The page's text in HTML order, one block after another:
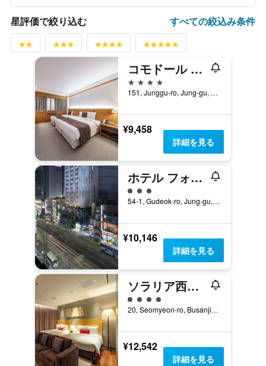
星評価で絞り込む すべての絞込み条件
コモドール ホテル プサン
4つ星
151, Junggu-ro, Jung-gu, 釜山, 韓国
¥9,458
詳細を見る
ホテル フォレ プレミア 南浦
3​クラス評価
54-1, Gudeok-ro, Jung-gu, 釜山, 韓国
¥10,146
詳細を見る
ソラリア西鉄ホテル釜山
4​クラス評価
20, Seomyeon-ro, Busanjin-gu, 釜山, 韓国
¥12,542
詳細を見る